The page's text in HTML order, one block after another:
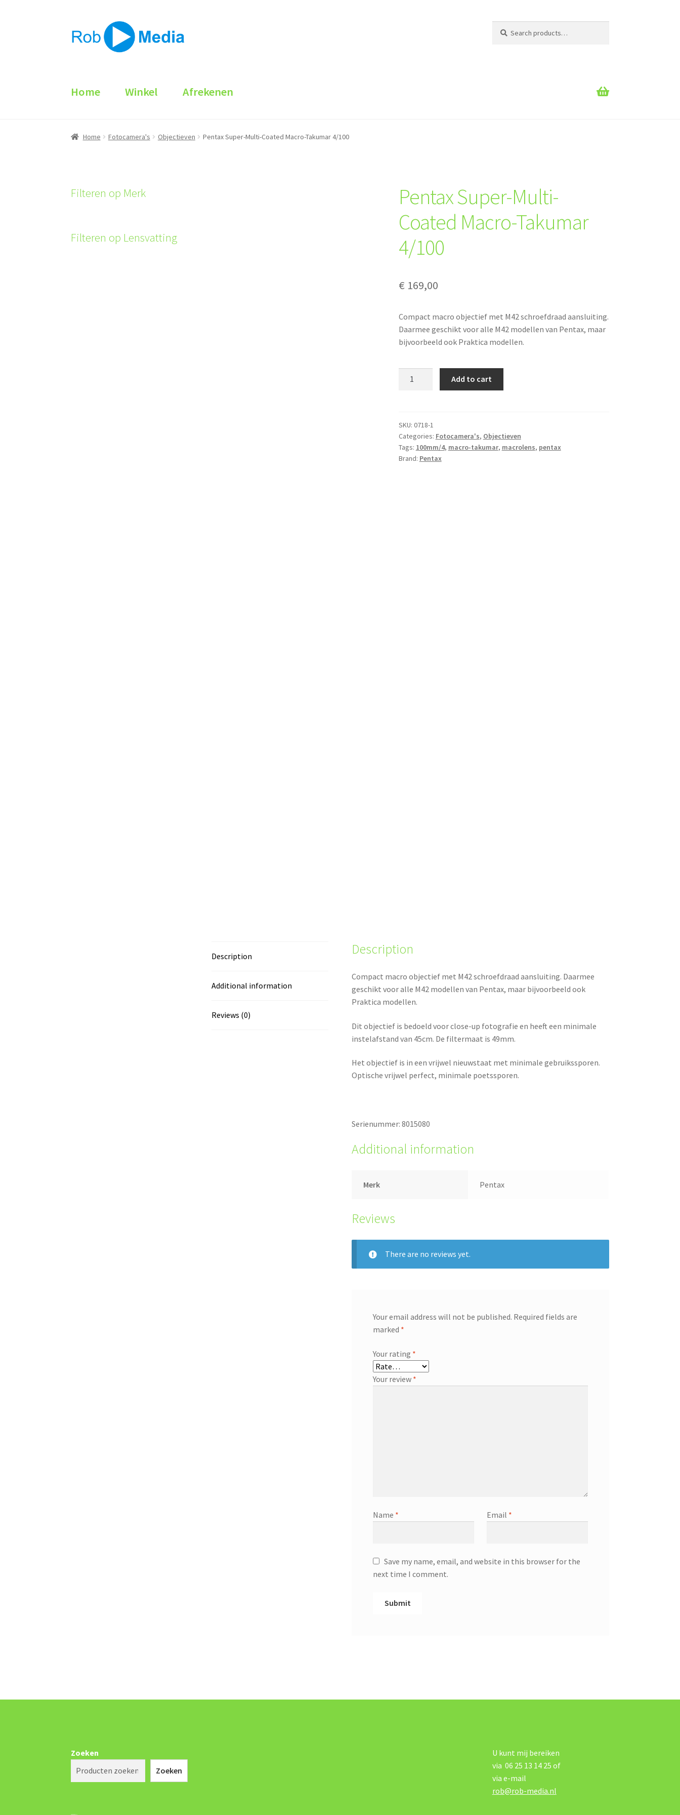
door
naar
for:
Home Winkel Afrekenen
Home Fotocamera's Objectieven Pentax Super-Multi-Coated Macro-Takumar 4/100
Pentax Super-Multi-
Coated Macro-Takumar
4/100
€ 169,00
Compact macro objectief met M42 schroefdraad aansluiting.
Daarmee geschikt voor alle M42 modellen van Pentax, maar
bijvoorbeeld ook Praktica modellen.
Macro-
Takumar
4/100
quantity
Add to cart
SKU: 0718-1
Categories: Fotocamera's, Objectieven
Tags: 100mm/4, macro-takumar, macrolens, pentax
Brand: Pentax
Description
Additional information
Reviews (0)
Description
Compact macro objectief met M42 schroefdraad aansluiting. Daarmee
geschikt voor alle M42 modellen van Pentax, maar bijvoorbeeld ook
Praktica modellen.
Dit objectief is bedoeld voor close-up fotografie en heeft een minimale
instelafstand van 45cm. De filtermaat is 49mm.
Het objectief is in een vrijwel nieuwstaat met minimale gebruikssporen.
Optische vrijwel perfect, minimale poetssporen.
Serienummer: 8015080
Additional information
Merk Pentax
Reviews
There are no reviews yet.
Your email address will not be published. Required fields are
marked *
Your rating *
Your review *
Name * Email *
Save my name, email, and website in this browser for the
next time I comment.
Filteren op Merk
Filteren op Lensvatting
Zoeken
Zoeken
U kunt mij bereiken
via 06 25 13 14 25 of
via e-mail
rob@rob-media.nl